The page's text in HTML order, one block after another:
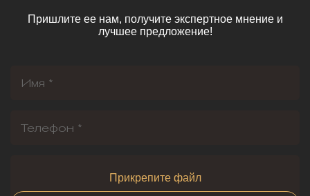
Пришлите ее нам, получите экспертное мнение и
лучшее предложение!
Прикрепите файл